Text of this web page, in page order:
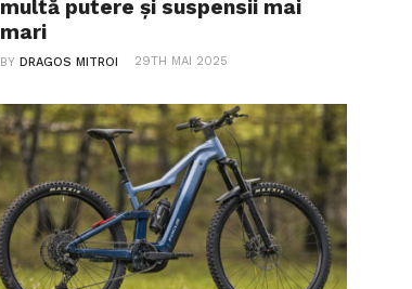
multă putere și suspensii mai
mari
BY DRAGOS MITROI 29TH MAI 2025